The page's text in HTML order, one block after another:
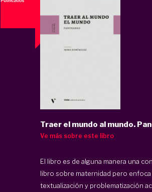
Traer el mundo al mundo.
Ve más sobre este libro
El libro es de alguna manera una
libro sobre maternidad pero
textualización y problematización